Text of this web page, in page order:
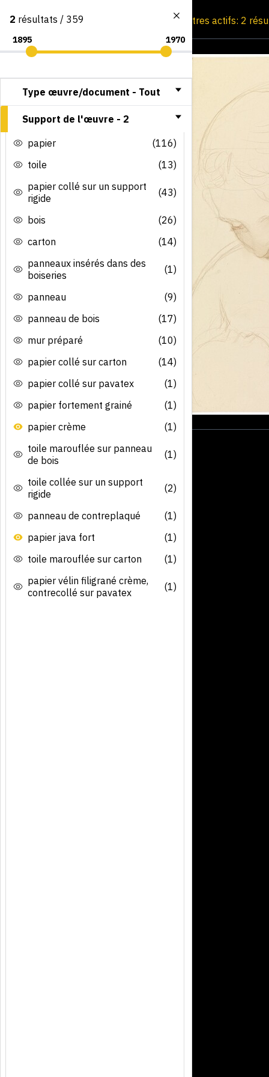
Consultation par image Filtres actifs: 2
2 résultats / 359
Type œuvre/document - Tout
Support de l'œuvre - 2
papier
(116)
toile
(13)
papier collé sur un support
rigide
(43)
bois
(26)
carton
(14)
panneaux insérés dans des
boiseries
(1)
panneau
(9)
panneau de bois
(17)
mur préparé
(10)
papier collé sur carton
(14)
papier collé sur pavatex
(1)
papier fortement grainé
(1)
papier crème
(1)
toile marouflée sur panneau
de bois
(1)
toile collée sur un support
rigide
(2)
panneau de contreplaqué
(1)
papier java fort
(1)
toile marouflée sur carton
(1)
papier vélin filigrané crème,
contrecollé sur pavatex
(1)